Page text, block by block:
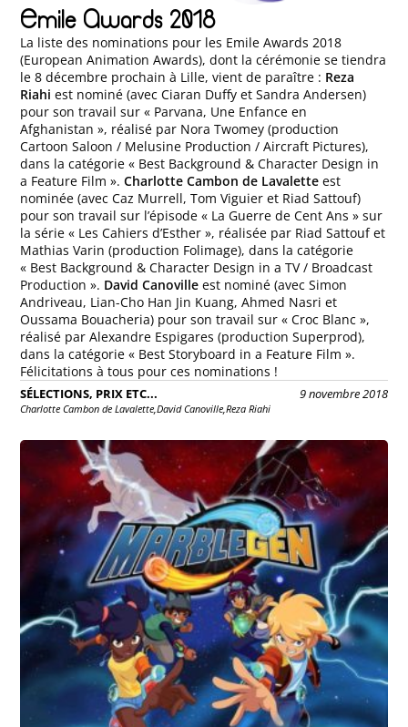
Emile Awards 2018
La liste des nominations pour les Emile Awards 2018
(European Animation Awards), dont la cérémonie se tiendra
le 8 décembre prochain à Lille, vient de paraître : Reza
Riahi est nominé (avec Ciaran Duffy et Sandra Andersen)
pour son travail sur « Parvana, Une Enfance en
Afghanistan », réalisé par Nora Twomey (production
Cartoon Saloon / Melusine Production / Aircraft Pictures),
dans la catégorie « Best Background & Character Design in
a Feature Film ».Charlotte Cambon de Lavalette est
nominée (avec Caz Murrell, Tom Viguier et Riad Sattouf)
pour son travail sur l’épisode « La Guerre de Cent Ans » sur
la série « Les Cahiers d’Esther », réalisée par Riad Sattouf et
Mathias Varin (production Folimage), dans la catégorie
« Best Background & Character Design in a TV / Broadcast
Production ». David Canoville est nominé (avec Simon
Andriveau, Lian-Cho Han Jin Kuang, Ahmed Nasri et
Oussama Bouacheria) pour son travail sur « Croc Blanc »,
réalisé par Alexandre Espigares (production Superprod),
dans la catégorie « Best Storyboard in a Feature Film ».
Félicitations à tous pour ces nominations !
SÉLECTIONS, PRIX ETC... 9 novembre 2018
Charlotte Cambon de Lavalette,David Canoville,Reza Riahi